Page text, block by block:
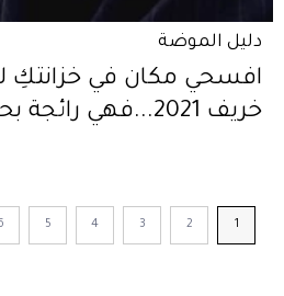
دليل الموضة
افسحي مكان في خزانتكِ
خريف 2021...فهي رائجة بحجم مبالغ به!
1
2
3
4
5